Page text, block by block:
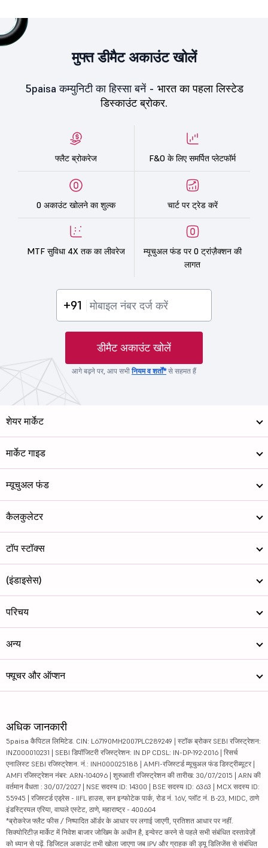
मुफ्त डीमैट अकाउंट खोलें
5paisa कम्युनिटी का हिस्सा बनें - भारत का पहला लिस्टेड
डिस्काउंट ब्रोकर.
फ्लैट ब्रोकरेज F&O के लिए समर्पित प्लेटफॉर्म
0 अकाउंट खोलने का शुल्क चार्ट पर ट्रेड करें
MTF सुविधा 4X तक का लीवरेज
म्यूचुअल फंड पर 0 ट्रांज़ैक्शन की
लागत
+91
डीमैट अकाउंट खोलें
आगे बढ़ने पर, आप सभीनियम व शर्तों*से सहमत हैं
शेयर मार्केट
मार्केट गाइड
म्यूचुअल फंड
कैलकुलेटर
टॉप स्टॉक्स
(इंडाइसेस)
परिचय
अन्य
फ्यूचर और ऑप्शन
अधिक जानकारी
5paisa कैपिटल लिमिटेड. CIN: L67190MH2007PLC289249 | स्टॉक ब्रोकर SEBI रजिस्ट्रेशन:
INZ000010231 | SEBI डिपॉजिटरी रजिस्ट्रेशन: IN DP CDSL: IN-DP-192-2016 | रिसर्च
एनालिस्ट SEBI रजिस्ट्रेशन. नं.: INH000025188 | AMFI-रजिस्टर्ड म्यूचुअल फंड डिस्ट्रीब्यूटर |
AMFI रजिस्ट्रेशन नंबर: ARN-104096 | शुरुआती रजिस्ट्रेशन की तारीख: 30/07/2015 | ARN की
वर्तमान वैधता : 30/07/2027 | NSE सदस्य ID: 14300 | BSE सदस्य ID: 6363 | MCX सदस्य ID:
55945 | रजिस्टर्ड एड्रेस - IIFL हाउस, सन इन्फोटेक पार्क, रोड नं. 16V, प्लॉट नं. B-23, MIDC, ठाणे
इंडस्ट्रियल एरिया, वाघले एस्टेट, ठाणे, महाराष्ट्र - 400604
*ब्रोकरेज फ्लैट फीस / निष्पादित ऑर्डर के आधार पर लगाई जाएगी, प्रतिशत आधार पर नहीं.
सिक्योरिटीज़ मार्केट में निवेश बाजार जोखिम के अधीन है, इन्वेस्ट करने से पहले सभी संबंधित दस्तावेज़ों
को ध्यान से पढ़ें. डिजिटल अकाउंट तभी खोला जाएगा जब IPV और ग्राहक की ड्यू डिलिजेंस से संबंधित